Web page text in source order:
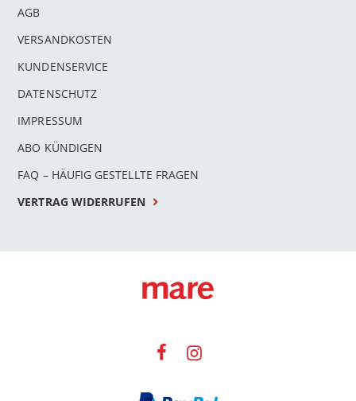
AGB
VERSANDKOSTEN
KUNDENSERVICE
DATENSCHUTZ
IMPRESSUM
ABO KÜNDIGEN
FAQ – HÄUFIG GESTELLTE FRAGEN
VERTRAG WIDERRUFEN